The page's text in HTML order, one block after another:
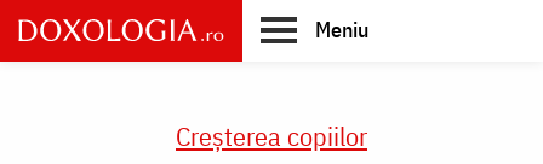
Skip
to
main
Meniu
Creşterea copiilor